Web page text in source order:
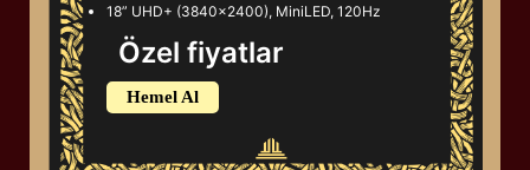
18” UHD+ (3840x2400), MiniLED, 120Hz
Özel fiyatlar
Hemel Al